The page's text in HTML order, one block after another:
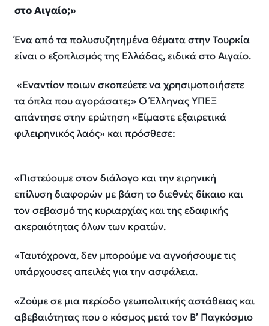
στο Αιγαίο;»
Ένα από τα πολυσυζητημένα θέματα στην Τουρκία
είναι ο εξοπλισμός της Ελλάδας, ειδικά στο Αιγαίο.
«Εναντίον ποιων σκοπεύετε να χρησιμοποιήσετε
τα όπλα που αγοράσατε;» Ο Έλληνας ΥΠΕΞ
απάντησε στην ερώτηση «Είμαστε εξαιρετικά
φιλειρηνικός λαός» και πρόσθεσε:
«Πιστεύουμε στον διάλογο και την ειρηνική
επίλυση διαφορών με βάση το διεθνές δίκαιο και
τον σεβασμό της κυριαρχίας και της εδαφικής
ακεραιότητας όλων των κρατών.
«Ταυτόχρονα, δεν μπορούμε να αγνοήσουμε τις
υπάρχουσες απειλές για την ασφάλεια.
«Ζούμε σε μια περίοδο γεωπολιτικής αστάθειας και
αβεβαιότητας που ο κόσμος μετά τον Β’ Παγκόσμιο